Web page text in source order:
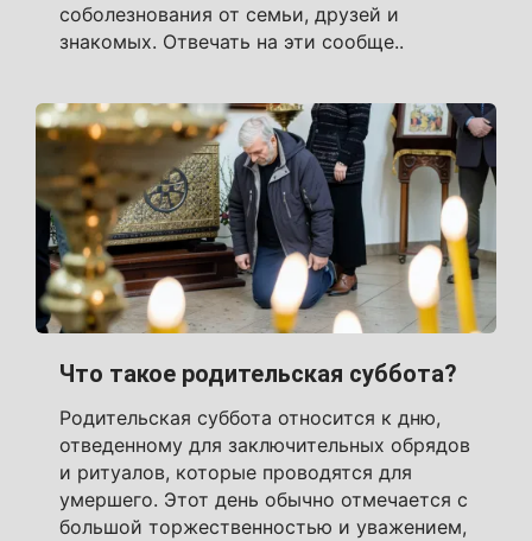
соболезнования от семьи, друзей и
знакомых. Отвечать на эти сообще..
Что такое родительская суббота?
Родительская суббота относится к дню,
отведенному для заключительных обрядов
и ритуалов, которые проводятся для
умершего. Этот день обычно отмечается с
большой торжественностью и уважением,